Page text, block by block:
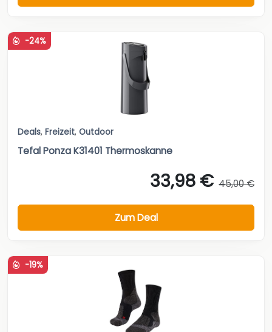
-24%
Deals, Freizeit, Outdoor
Tefal Ponza K31401 Thermoskanne
33,98 € 45,00 €
Zum Deal
-19%